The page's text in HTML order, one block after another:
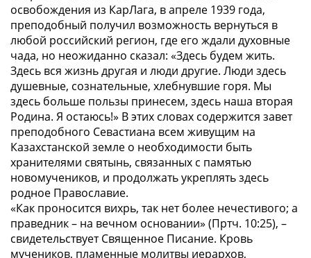
освобождения из КарЛага, в апреле 1939 года,
преподобный получил возможность вернуться в
любой российский регион, где его ждали духовные
чада, но неожиданно сказал: «Здесь будем жить.
Здесь вся жизнь другая и люди другие. Люди здесь
душевные, сознательные, хлебнувшие горя. Мы
здесь больше пользы принесем, здесь наша вторая
Родина. Я остаюсь!» В этих словах содержится завет
преподобного Севастиана всем живущим на
Казахстанской земле о необходимости быть
хранителями святынь, связанных с памятью
новомучеников, и продолжать укреплять здесь
родное Православие.
«Как проносится вихрь, так нет более нечестивого; а
праведник – на вечном основании» (Пртч. 10:25), –
свидетельствует Священное Писание. Кровь
мучеников, пламенные молитвы иерархов,